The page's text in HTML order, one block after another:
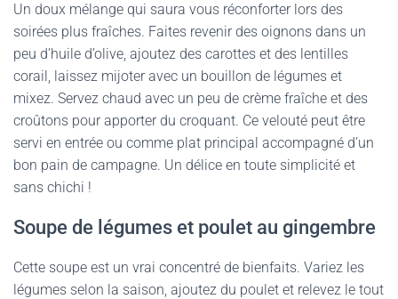
Un doux mélange qui saura vous réconforter lors des
soirées plus fraîches. Faites revenir des oignons dans un
peu d’huile d’olive, ajoutez des carottes et des lentilles
corail, laissez mijoter avec un bouillon de légumes et
mixez. Servez chaud avec un peu de crème fraîche et des
croûtons pour apporter du croquant. Ce velouté peut être
servi en entrée ou comme plat principal accompagné d’un
bon pain de campagne. Un délice en toute simplicité et
sans chichi !
Soupe de légumes et poulet au gingembre
Cette soupe est un vrai concentré de bienfaits. Variez les
légumes selon la saison, ajoutez du poulet et relevez le tout